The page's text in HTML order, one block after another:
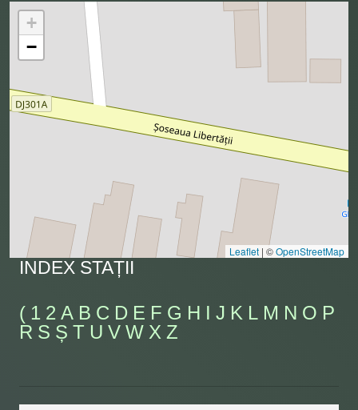
+
−
Leaflet | ©OpenStreetMap
INDEX STAȚII
( 1 2 A B C D E F G H I J K L M N O P
R S Ș T U V W X Z